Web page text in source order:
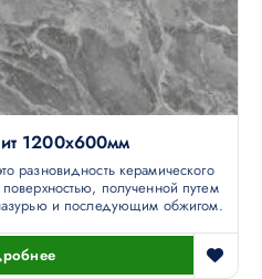
1200х600мм
разновидность керамического
полученной путем
и последующим обжигом.